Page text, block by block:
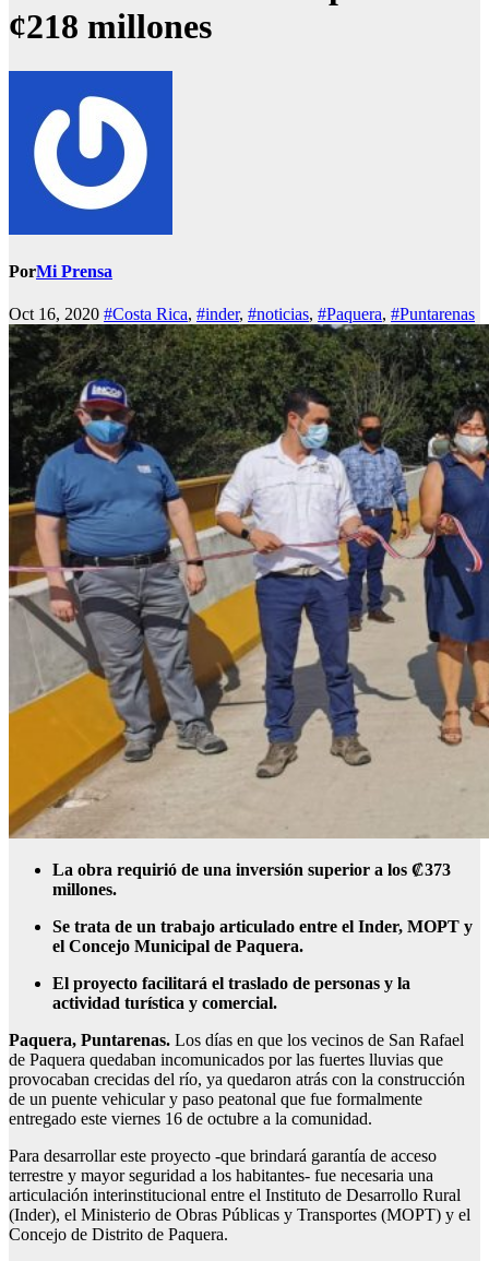
¢218 millones
PorMi Prensa
Oct 16, 2020 #Costa Rica, #inder, #noticias, #Paquera, #Puntarenas
La obra requirió de una inversión superior a los ₡373
millones.
Se trata de un trabajo articulado entre el Inder, MOPT y
el Concejo Municipal de Paquera.
El proyecto facilitará el traslado de personas y la
actividad turística y comercial.
Paquera, Puntarenas. Los días en que los vecinos de San Rafael
de Paquera quedaban incomunicados por las fuertes lluvias que
provocaban crecidas del río, ya quedaron atrás con la construcción
de un puente vehicular y paso peatonal que fue formalmente
entregado este viernes 16 de octubre a la comunidad.
Para desarrollar este proyecto -que brindará garantía de acceso
terrestre y mayor seguridad a los habitantes- fue necesaria una
articulación interinstitucional entre el Instituto de Desarrollo Rural
(Inder), el Ministerio de Obras Públicas y Transportes (MOPT) y el
Concejo de Distrito de Paquera.